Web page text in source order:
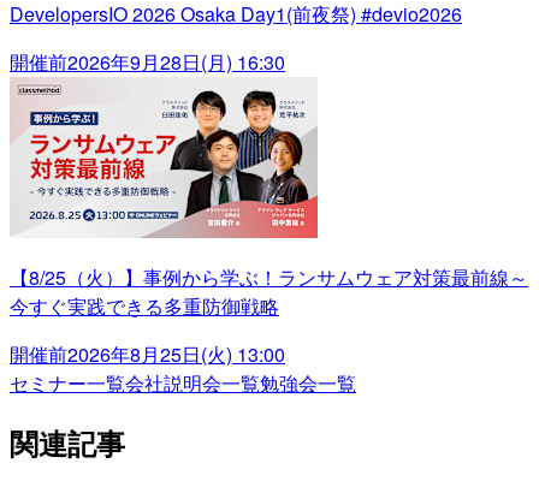
DevelopersIO 2026 Osaka Day1(前夜祭) #devio2026
開催前2026年9月28日(月) 16:30
【8/25（火）】事例から学ぶ！ランサムウェア対策最前線～
今すぐ実践できる多重防御戦略
開催前2026年8月25日(火) 13:00
セミナー一覧会社説明会一覧勉強会一覧
関連記事